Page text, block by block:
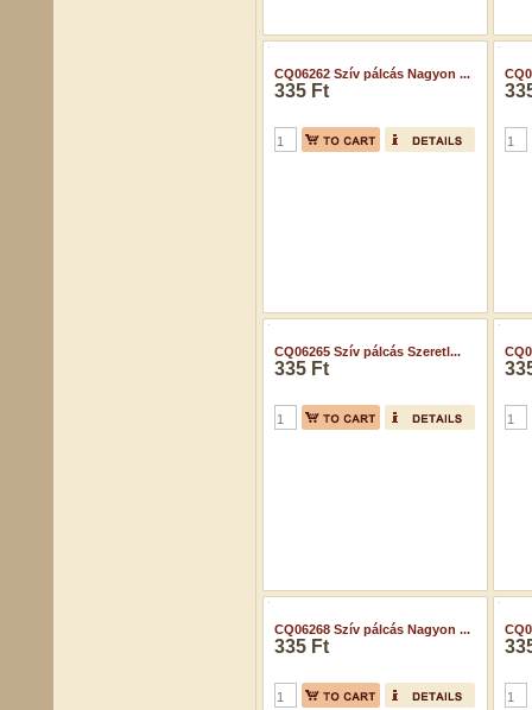
CQ06262 Szív pálcás Nagyon ...
335 Ft
CQ06265 Szív pálcás Szeretl...
335 Ft
CQ06268 Szív pálcás Nagyon ...
335 Ft